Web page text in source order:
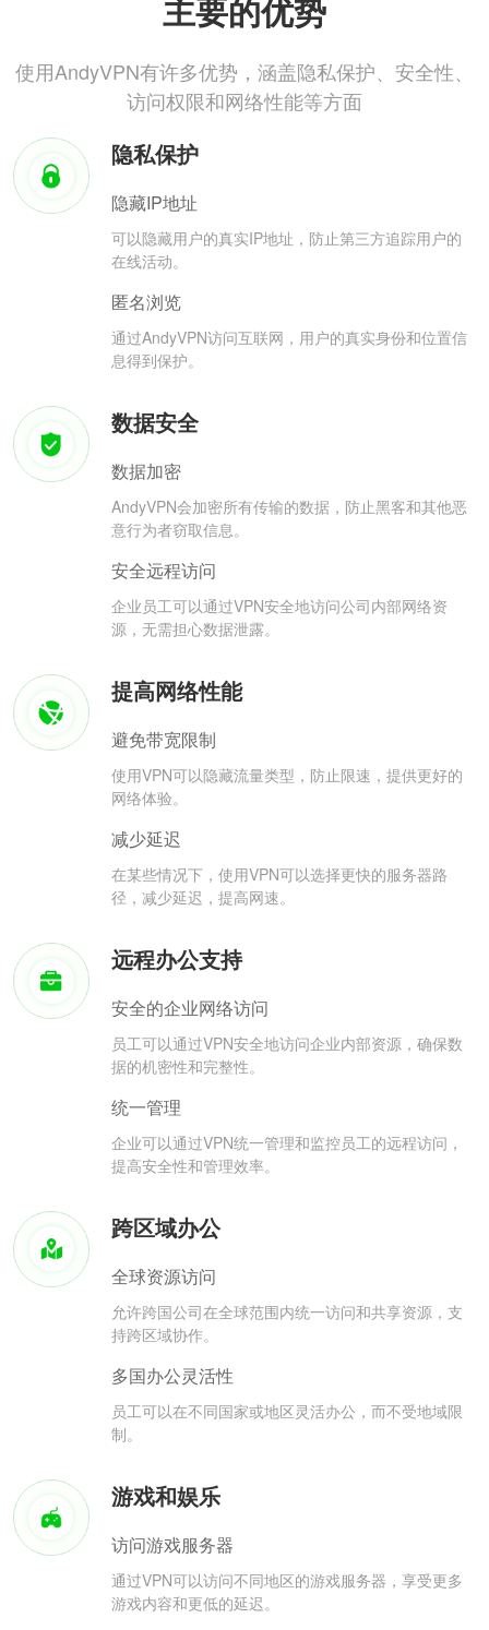
主要的优势
使用AndyVPN有许多优势，涵盖隐私保护、安全性、
访问权限和网络性能等方面
隐私保护
隐藏IP地址
可以隐藏用户的真实IP地址，防止第三方追踪用户的
在线活动。
匿名浏览
通过AndyVPN访问互联网，用户的真实身份和位置信
息得到保护。
数据安全
数据加密
AndyVPN会加密所有传输的数据，防止黑客和其他恶
意行为者窃取信息。
安全远程访问
企业员工可以通过VPN安全地访问公司内部网络资
源，无需担心数据泄露。
提高网络性能
避免带宽限制
使用VPN可以隐藏流量类型，防止限速，提供更好的
网络体验。
减少延迟
在某些情况下，使用VPN可以选择更快的服务器路
径，减少延迟，提高网速。
远程办公支持
安全的企业网络访问
员工可以通过VPN安全地访问企业内部资源，确保数
据的机密性和完整性。
统一管理
企业可以通过VPN统一管理和监控员工的远程访问，
提高安全性和管理效率。
跨区域办公
全球资源访问
允许跨国公司在全球范围内统一访问和共享资源，支
持跨区域协作。
多国办公灵活性
员工可以在不同国家或地区灵活办公，而不受地域限
制。
游戏和娱乐
访问游戏服务器
通过VPN可以访问不同地区的游戏服务器，享受更多
游戏内容和更低的延迟。